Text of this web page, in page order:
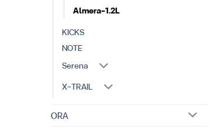
Almera-1.2L
KICKS
NOTE
Serena
X-TRAIL
ORA